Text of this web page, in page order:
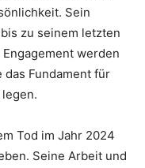
Sein
zu seinem letzten
werden
Fundament für
Tod im Jahr 2024
Seine Arbeit und